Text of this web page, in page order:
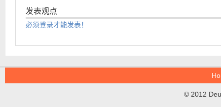
发表观点
必须登录才能发表！
© 2012